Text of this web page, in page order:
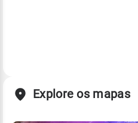
Explore os mapas